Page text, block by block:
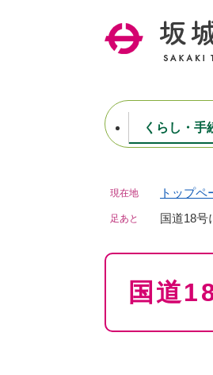
くらし・手
住民票・戸
税金
妊娠・出産
健康・医療
商工業
生涯学習・
ようこそ町
人事・採用
公共施設
現在地 トップペ
足あと 国道18号
本
国道